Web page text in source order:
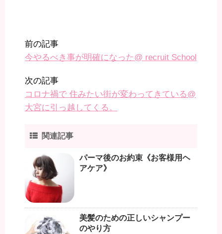
前の記事
今やるべき事が明確になった@ recruit School
次の記事
コロナ禍で 住みたい街が変わってきている@
大宮に引っ越してくる。
関連記事
パーマ後のお約束《お客様用ヘ
アケア》
美髪のための正しいシャンプー
のやり方